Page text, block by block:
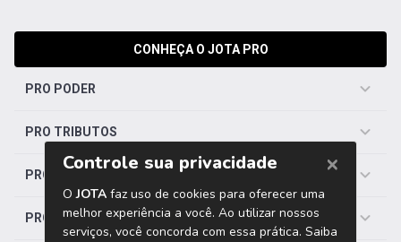
CONHEÇA O JOTA PRO
PRO PODER
PRO TRIBUTOS
PRO TRABALHISTA
PRO SAÚDE